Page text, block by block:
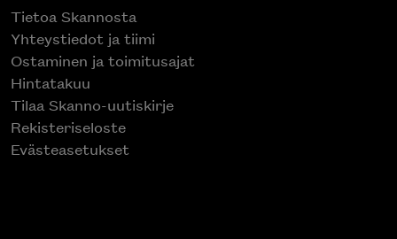
Tietoa Skannosta
Yhteystiedot ja tiimi
Ostaminen ja toimitusajat
Hintatakuu
Tilaa Skanno-uutiskirje
Rekisteriseloste
Evästeasetukset